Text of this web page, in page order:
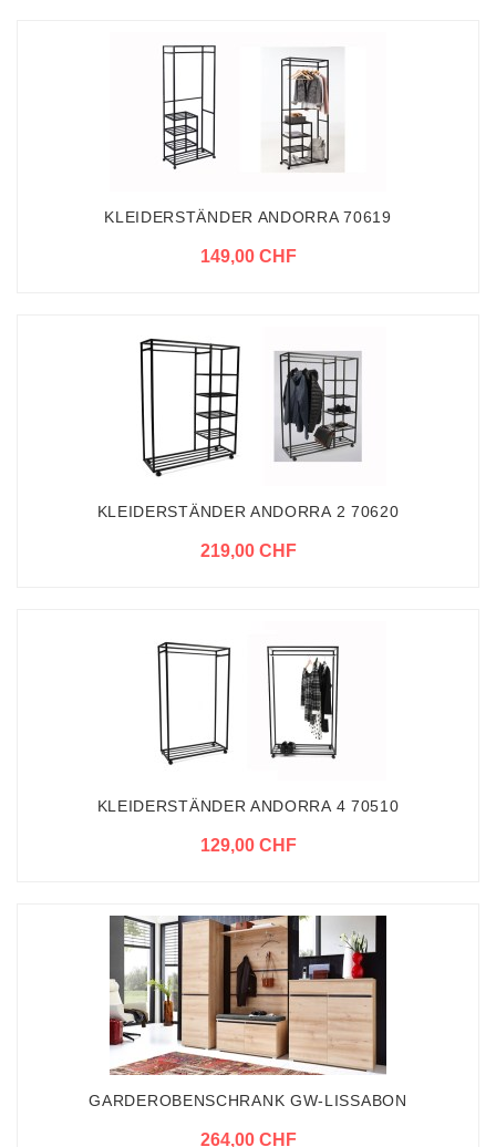
KLEIDERSTÄNDER ANDORRA 70619
149,00 CHF
KLEIDERSTÄNDER ANDORRA 2 70620
219,00 CHF
KLEIDERSTÄNDER ANDORRA 4 70510
129,00 CHF
GARDEROBENSCHRANK GW-LISSABON
264,00 CHF